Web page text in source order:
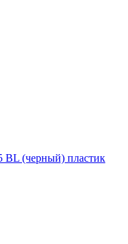
(черный) пластик